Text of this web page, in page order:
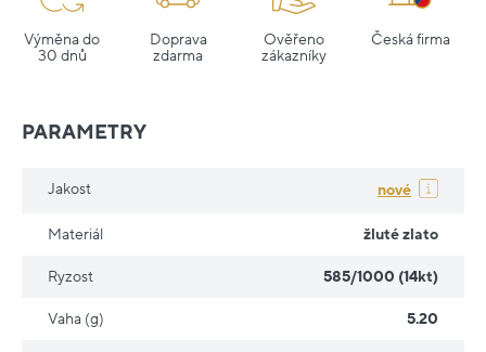
Výměna do
30 dnů
Doprava
zdarma
Ověřeno
zákazníky
Česká firma
PARAMETRY
Jakost nové
Materiál žluté zlato
Ryzost 585/1000 (14kt)
Vaha (g) 5.20